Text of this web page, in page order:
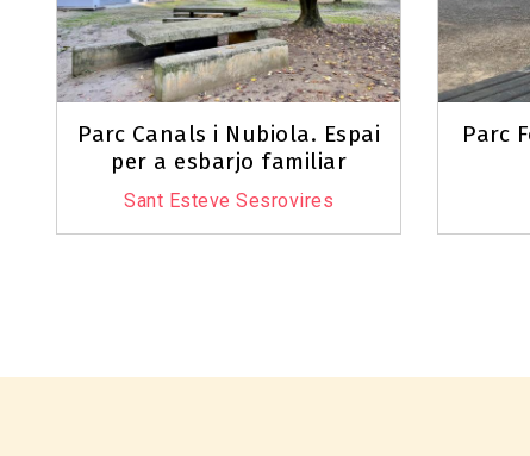
Parc Canals i Nubiola. Espai
per a esbarjo familiar
Sant Esteve Sesrovires
Parc